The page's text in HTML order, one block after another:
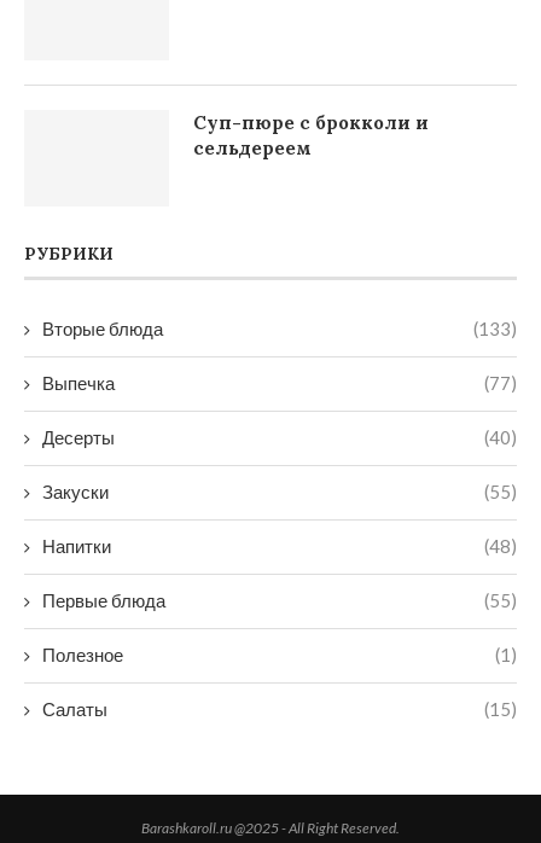
Суп-пюре с брокколи и
сельдереем
РУБРИКИ
Вторые блюда (133)
Выпечка (77)
Десерты (40)
Закуски (55)
Напитки (48)
Первые блюда (55)
Полезное (1)
Салаты (15)
Barashkaroll.ru @2025 - All Right Reserved.